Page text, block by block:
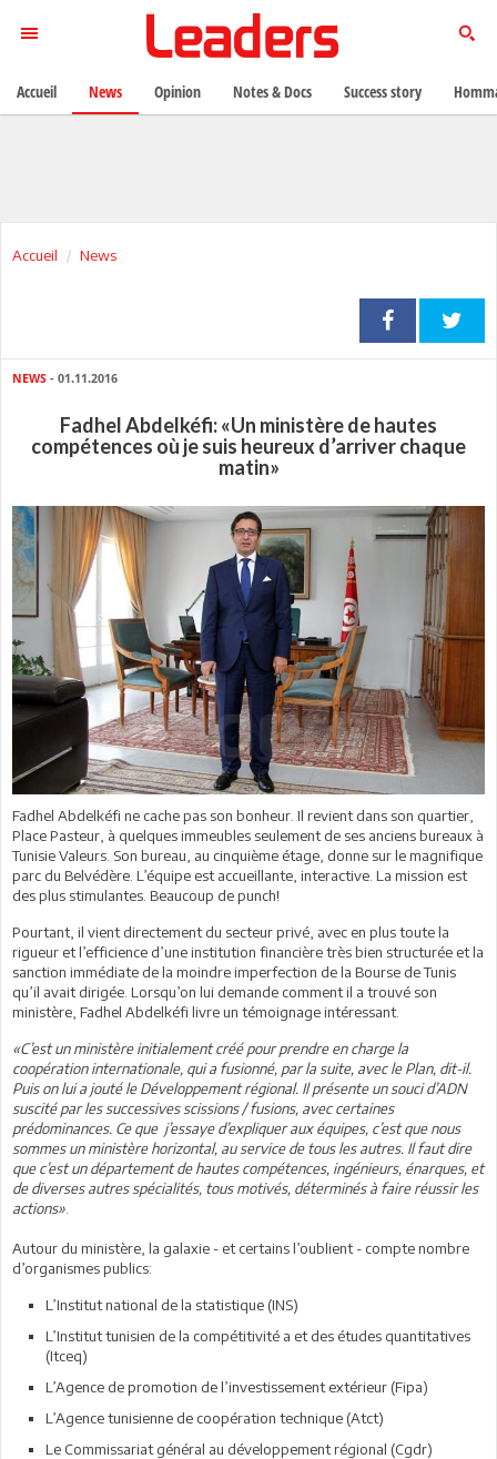
Accueil News
NEWS - 01.11.2016
Fadhel Abdelkéfi: «Un ministère de hautes
compétences où je suis heureux d’arriver chaque
matin»
Fadhel Abdelkéfi ne cache pas son bonheur. Il revient dans son quartier,
Place Pasteur, à quelques immeubles seulement de ses anciens bureaux à
Tunisie Valeurs. Son bureau, au cinquième étage, donne sur le magnifique
parc du Belvédère. L’équipe est accueillante, interactive. La mission est
des plus stimulantes. Beaucoup de punch!
Pourtant, il vient directement du secteur privé, avec en plus toute la
rigueur et l’efficience d’une institution financière très bien structurée et la
sanction immédiate de la moindre imperfection de la Bourse de Tunis
qu’il avait dirigée. Lorsqu’on lui demande comment il a trouvé son
ministère, Fadhel Abdelkéfi livre un témoignage intéressant.
«C’est un ministère initialement créé pour prendre en charge la
coopération internationale, qui a fusionné, par la suite, avec le Plan, dit-il.
Puis on lui a jouté le Développement régional. Il présente un souci d’ADN
suscité par les successives scissions / fusions, avec certaines
prédominances. Ce que j’essaye d’expliquer aux équipes, c’est que nous
sommes un ministère horizontal, au service de tous les autres. Il faut dire
que c’est un département de hautes compétences, ingénieurs, énarques, et
de diverses autres spécialités, tous motivés, déterminés à faire réussir les
actions»
Autour du ministère, la galaxie - et certains l’oublient - compte nombre
d’organismes publics:
L’Institut national de la statistique (INS)
L’Institut tunisien de la compétitivité a et des études quantitatives
(Itceq)
L’Agence de promotion de l’investissement extérieur (Fipa)
L’Agence tunisienne de coopération technique (Atct)
Le Commissariat général au développement régional (Cgdr)
Accueil News Opinion Notes & Docs Success story